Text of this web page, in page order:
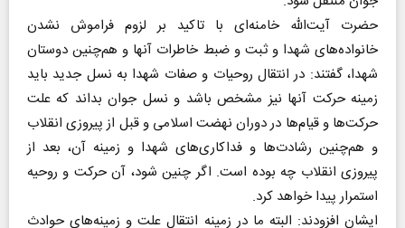
حضرت آیت‌الله خامنه‌ای با تاکید بر لزوم فراموش نشدن
خانواده‌های شهدا و ثبت و ضبط خاطرات آنها و هم‌چنین دوستان
شهدا، گفتند: در انتقال روحیات و صفات شهدا به نسل جدید باید
زمینه حرکت آنها نیز مشخص باشد و نسل جوان بداند که علت
حرکت‌ها و قیام‌ها در دوران نهضت اسلامی و قبل از پیروزی انقلاب
و هم‌چنین رشادت‌ها و فداکاری‌های شهدا و زمینه آن، بعد از
پیروزی انقلاب چه بوده است. اگر چنین شود، آن حرکت و روحیه
استمرار پیدا خواهد کرد.
ایشان افزودند: البته ما در زمینه انتقال علت و زمینه‌های حوادث